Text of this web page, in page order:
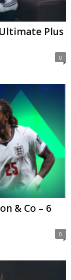
Plus
0
& Co – 6
0